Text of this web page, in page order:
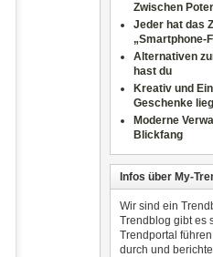
Zwischen
Jeder hat das
„Smartphone-
Alternativen
hast du
Kreativ und
Geschenke
Moderne
Blickfang
Infos über My-
Wir sind ein
Trendblog gibt es
Trendportal
durch und